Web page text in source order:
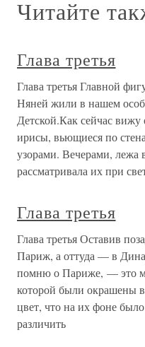
Читайте
Глава третья
Глава третья Главной
Няней жили в нашем
Детской.Как сейчас
ирисы, вьющиеся по
узорами. Вечерами, лежа
рассматривала их при
Глава третья
Глава третья Оставив
Париж, а оттуда — в
помню о Париже, — это
которой были окрашены
цвет, что на их фоне
различить